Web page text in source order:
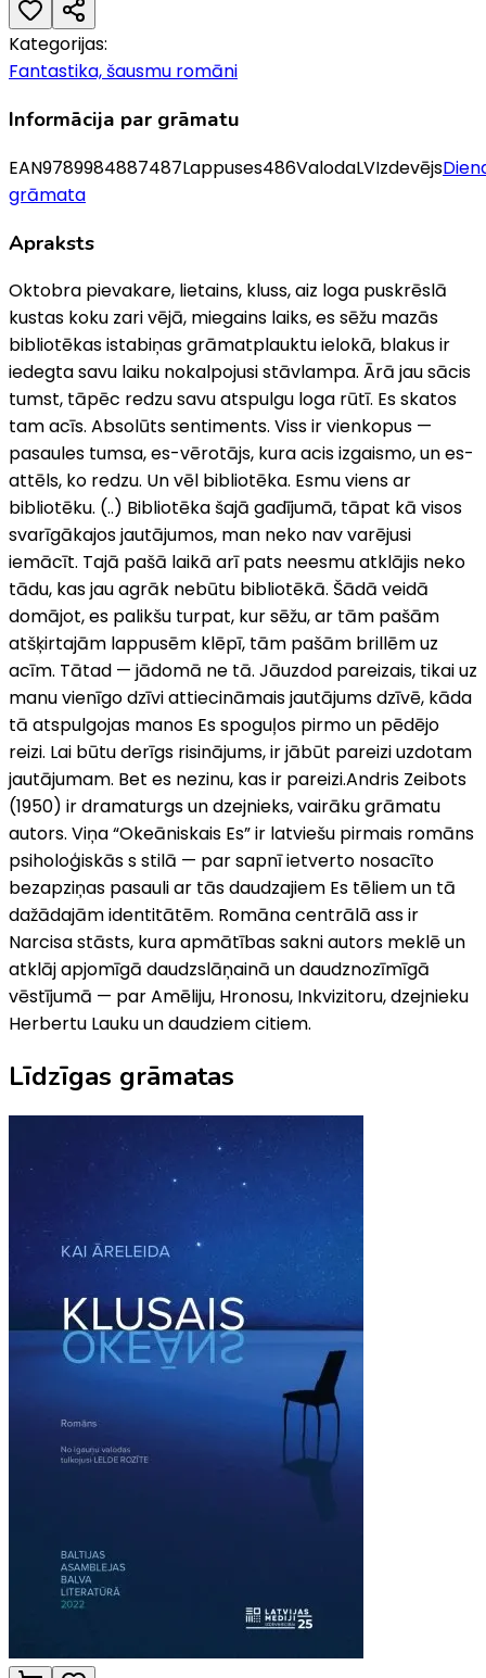
Kategorijas:
Fantastika, šausmu romāni
Informācija par grāmatu
EAN9789984887487Lappuses486ValodaLVIzdevējs
grāmata
Apraksts
Oktobra pievakare, lietains, kluss, aiz loga puskrēslā
kustas koku zari vējā, miegains laiks, es sēžu mazās
bibliotēkas istabiņas grāmatplauktu ielokā, blakus ir
iedegta savu laiku nokalpojusi stāvlampa. Ārā jau sācis
tumst, tāpēc redzu savu atspulgu loga rūtī. Es skatos
tam acīs. Absolūts sentiments. Viss ir vienkopus —
pasaules tumsa, es-vērotājs, kura acis izgaismo, un es-
attēls, ko redzu. Un vēl bibliotēka. Esmu viens ar
bibliotēku. (..) Bibliotēka šajā gadījumā, tāpat kā visos
svarīgākajos jautājumos, man neko nav varējusi
iemācīt. Tajā pašā laikā arī pats neesmu atklājis neko
tādu, kas jau agrāk nebūtu bibliotēkā. Šādā veidā
domājot, es palikšu turpat, kur sēžu, ar tām pašām
atšķirtajām lappusēm klēpī, tām pašām brillēm uz
acīm. Tātad — jādomā ne tā. Jāuzdod pareizais, tikai uz
manu vienīgo dzīvi attiecināmais jautājums dzīvē, kāda
tā atspulgojas manos Es spoguļos pirmo un pēdējo
reizi. Lai būtu derīgs risinājums, ir jābūt pareizi uzdotam
jautājumam. Bet es nezinu, kas ir pareizi.Andris Zeibots
(1950) ir dramaturgs un dzejnieks, vairāku grāmatu
autors. Viņa “Okeāniskais Es” ir latviešu pirmais romāns
psiholoģiskās s stilā — par sapnī ietverto nosacīto
bezapziņas pasauli ar tās daudzajiem Es tēliem un tā
dažādajām identitātēm. Romāna centrālā ass ir
Narcisa stāsts, kura apmātības sakni autors meklē un
atklāj apjomīgā daudzslāņainā un daudznozīmīgā
vēstījumā — par Amēliju, Hronosu, Inkvizitoru, dzejnieku
Herbertu Lauku un daudziem citiem.
Līdzīgas grāmatas